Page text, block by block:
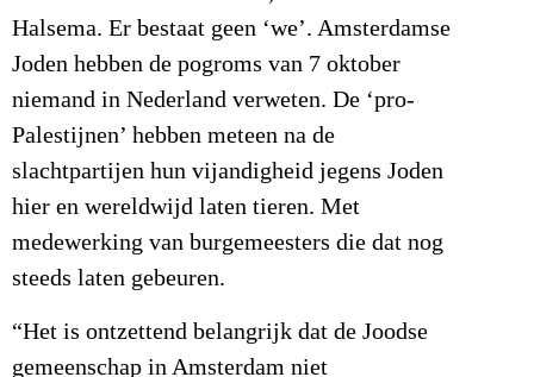
Halsema. Er bestaat geen ‘we’. Amsterdamse
Joden hebben de pogroms van 7 oktober
niemand in Nederland verweten. De ‘pro-
Palestijnen’ hebben meteen na de
slachtpartijen hun vijandigheid jegens Joden
hier en wereldwijd laten tieren. Met
medewerking van burgemeesters die dat nog
steeds laten gebeuren.
“Het is ontzettend belangrijk dat de Joodse
gemeenschap in Amsterdam niet